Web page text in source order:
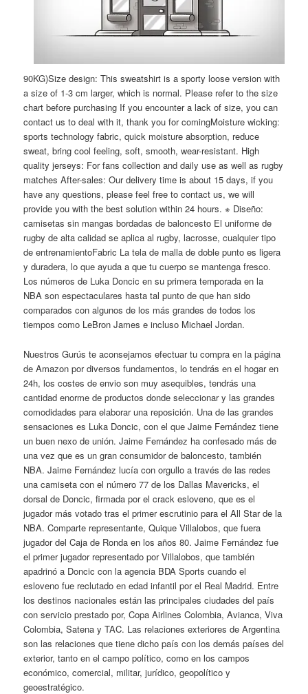
90KG)Size design: This sweatshirt is a sporty loose version with
a size of 1-3 cm larger, which is normal. Please refer to the size
chart before purchasing If you encounter a lack of size, you can
contact us to deal with it, thank you for comingMoisture wicking:
sports technology fabric, quick moisture absorption, reduce
sweat, bring cool feeling, soft, smooth, wear-resistant. High
quality jerseys: For fans collection and daily use as well as rugby
matches After-sales: Our delivery time is about 15 days, if you
have any questions, please feel free to contact us, we will
provide you with the best solution within 24 hours. ※ Diseño:
camisetas sin mangas bordadas de baloncesto El uniforme de
rugby de alta calidad se aplica al rugby, lacrosse, cualquier tipo
de entrenamientoFabric La tela de malla de doble punto es ligera
y duradera, lo que ayuda a que tu cuerpo se mantenga fresco.
Los números de Luka Doncic en su primera temporada en la
NBA son espectaculares hasta tal punto de que han sido
comparados con algunos de los más grandes de todos los
tiempos como LeBron James e incluso Michael Jordan.
Nuestros Gurús te aconsejamos efectuar tu compra en la página
de Amazon por diversos fundamentos, lo tendrás en el hogar en
24h, los costes de envio son muy asequibles, tendrás una
cantidad enorme de productos donde seleccionar y las grandes
comodidades para elaborar una reposición. Una de las grandes
sensaciones es Luka Doncic, con el que Jaime Fernández tiene
un buen nexo de unión. Jaime Fernández ha confesado más de
una vez que es un gran consumidor de baloncesto, también
NBA. Jaime Fernández lucía con orgullo a través de las redes
una camiseta con el número 77 de los Dallas Mavericks, el
dorsal de Doncic, firmada por el crack esloveno, que es el
jugador más votado tras el primer escrutinio para el All Star de la
NBA. Comparte representante, Quique Villalobos, que fuera
jugador del Caja de Ronda en los años 80. Jaime Fernández fue
el primer jugador representado por Villalobos, que también
apadrinó a Doncic con la agencia BDA Sports cuando el
esloveno fue reclutado en edad infantil por el Real Madrid. Entre
los destinos nacionales están las principales ciudades del país
con servicio prestado por, Copa Airlines Colombia, Avianca, Viva
Colombia, Satena y TAC. Las relaciones exteriores de Argentina
son las relaciones que tiene dicho país con los demás países del
exterior, tanto en el campo político, como en los campos
económico, comercial, militar, jurídico, geopolítico y
geoestratégico.